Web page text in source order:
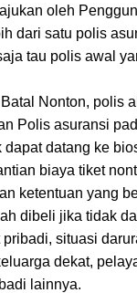
oleh
dari satu polis
tau polis awal
Nonton, polis
Polis asuransi
datang ke
biaya tiket
ketentuan yang
dibeli jika tidak
situasi
dekat,
lainnya.